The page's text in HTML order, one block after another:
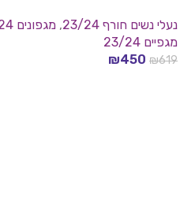
נעלי נשים חורף 23/24 , מגפונים 23/24
מגפיים 23/24
₪619
₪450